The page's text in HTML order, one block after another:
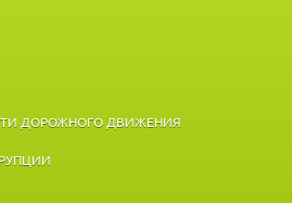
ДОРОЖНОГО ДВИЖЕНИЯ